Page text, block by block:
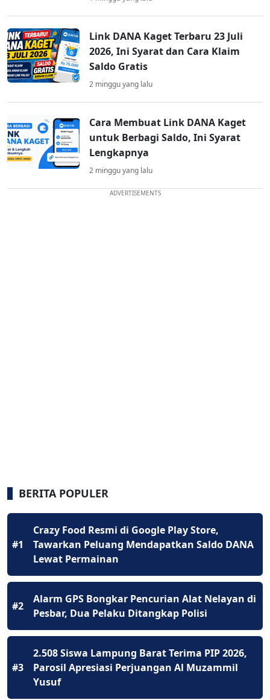
Link DANA Kaget Terbaru 23 Juli
2026, Ini Syarat dan Cara Klaim
Saldo Gratis
2 minggu yang lalu
Cara Membuat Link DANA Kaget
untuk Berbagi Saldo, Ini Syarat
Lengkapnya
2 minggu yang lalu
ADVERTISEMENTS
BERITA POPULER
#1
Crazy Food Resmi di Google Play Store,
Tawarkan Peluang Mendapatkan Saldo DANA
Lewat Permainan
#2
Alarm GPS Bongkar Pencurian Alat Nelayan di
Pesbar, Dua Pelaku Ditangkap Polisi
#3
2.508 Siswa Lampung Barat Terima PIP 2026,
Parosil Apresiasi Perjuangan Al Muzammil
Yusuf